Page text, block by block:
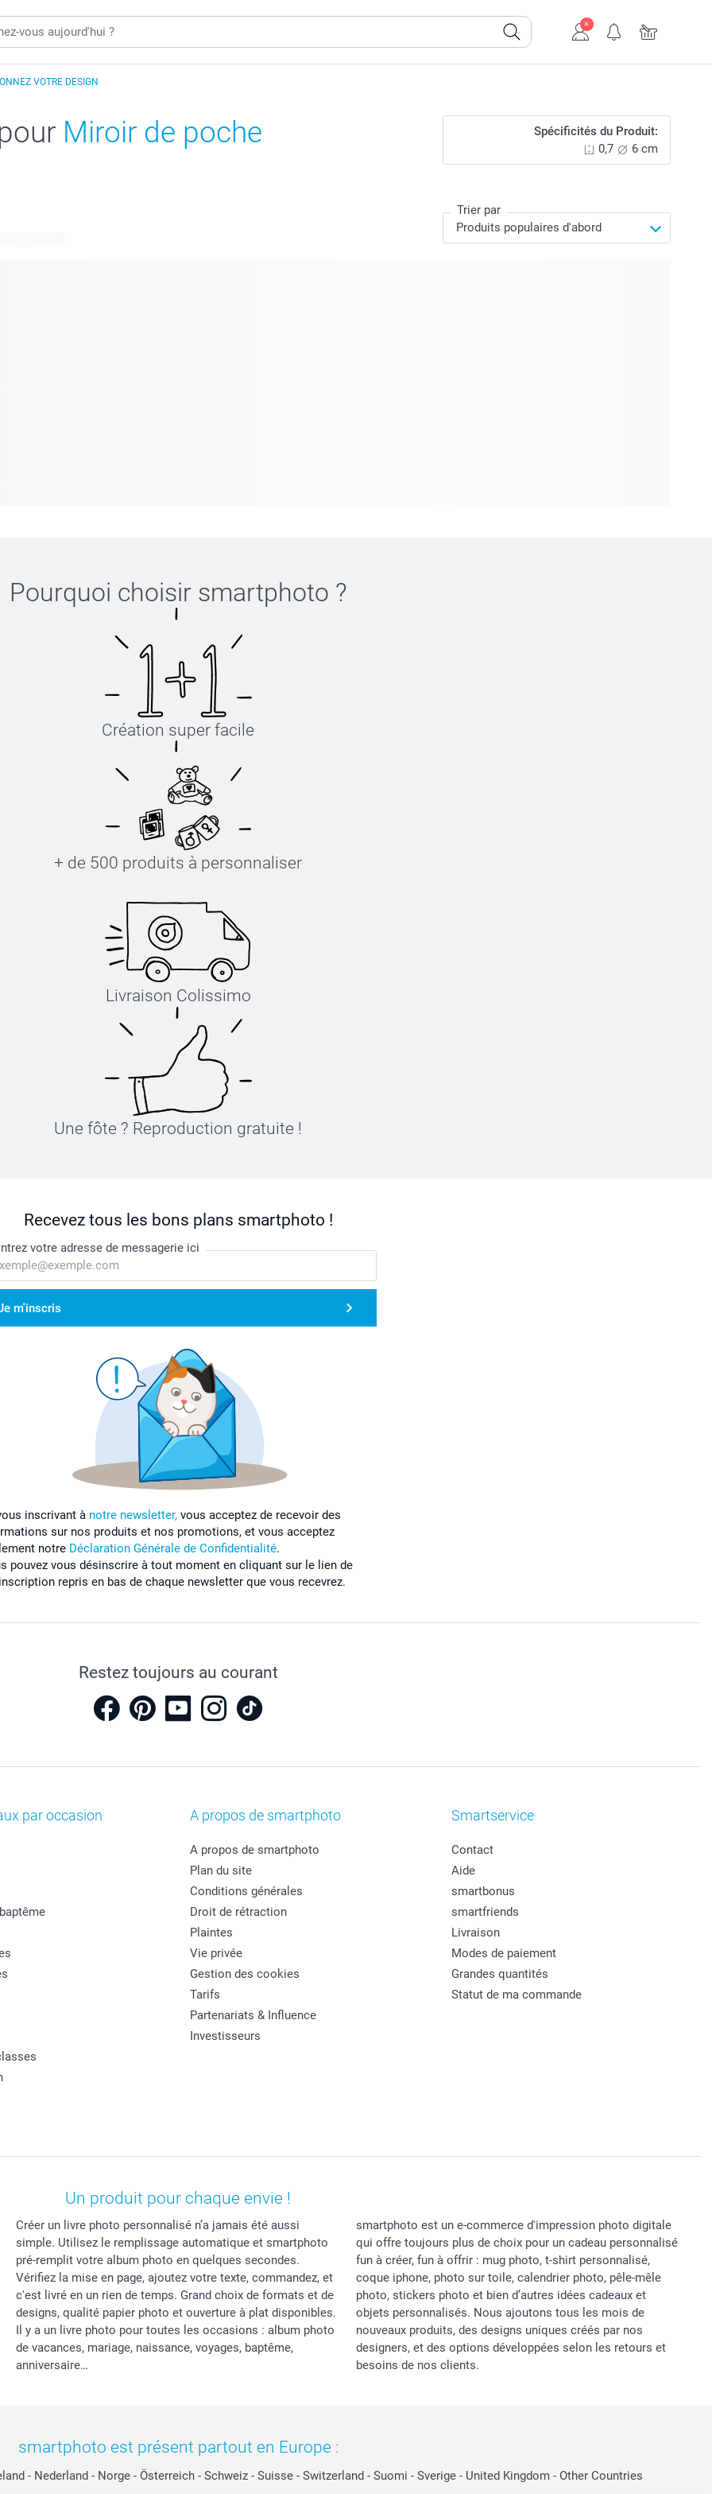
VOTRE DESIGN
Miroir de poche
Spécificités du Produit:
0,7
6 cm
Trier par
Pourquoi choisir smartphoto ?
Création super facile
+ de 500 produits à personnaliser
Livraison Colissimo
Une fôte ? Reproduction gratuite !
Recevez tous les bons plans smartphoto !
votre adresse de messagerie ici
m'inscris
inscrivant à notre newsletter, vous acceptez de recevoir des
sur nos produits et nos promotions, et vous acceptez
notre Déclaration Générale de Confidentialité.
pouvez vous désinscrire à tout moment en cliquant sur le lien de
repris en bas de chaque newsletter que vous recevrez.
Restez toujours au courant
par occasion A propos de smartphoto
A propos de smartphoto
Plan du site
Conditions générales
Droit de rétraction
Plaintes
Vie privée
Gestion des cookies
Tarifs
Partenariats & Influence
Investisseurs
Smartservice
Contact
Aide
smartbonus
smartfriends
Livraison
Modes de paiement
Grandes quantités
Statut de ma commande
Un produit pour chaque envie !
Créer un livre photo personnalisé n’a jamais été aussi
simple. Utilisez le remplissage automatique et smartphoto
pré-remplit votre album photo en quelques secondes.
Vérifiez la mise en page, ajoutez votre texte, commandez, et
c'est livré en un rien de temps. Grand choix de formats et de
designs, qualité papier photo et ouverture à plat disponibles.
Il y a un livre photo pour toutes les occasions : album photo
de vacances, mariage, naissance, voyages, baptême,
anniversaire…
smartphoto est un e-commerce d'impression photo digitale
qui offre toujours plus de choix pour un cadeau personnalisé
fun à créer, fun à offrir : mug photo, t-shirt personnalisé,
coque iphone, photo sur toile, calendrier photo, pêle-mêle
photo, stickers photo et bien d’autres idées cadeaux et
objets personnalisés. Nous ajoutons tous les mois de
nouveaux produits, des designs uniques créés par nos
designers, et des options développées selon les retours et
besoins de nos clients.
smartphoto est présent partout en Europe :
- Nederland - Norge - Österreich - Schweiz - Suisse - Switzerland - Suomi - Sverige - United Kingdom - Other Countries